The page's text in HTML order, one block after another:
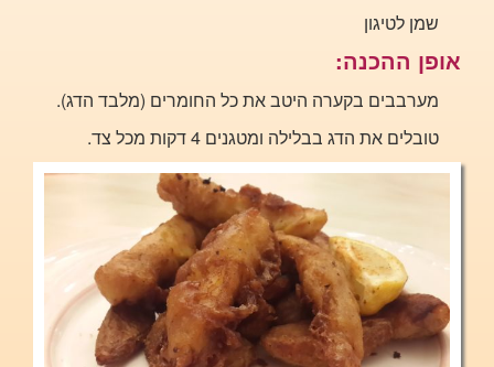
שמן לטיגון
אופן ההכנה:
מערבבים בקערה היטב את כל החומרים (מלבד הדג).
טובלים את הדג בבלילה ומטגנים 4 דקות מכל צד.